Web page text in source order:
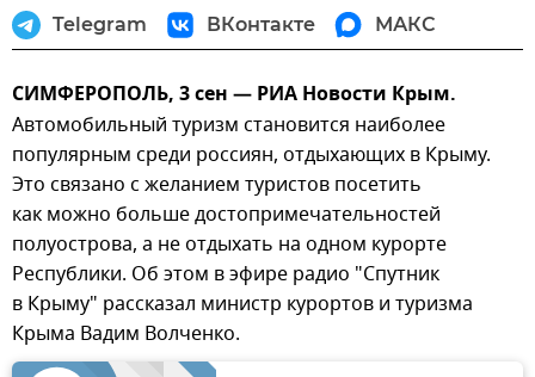
Telegram ВКонтакте МАКС
СИМФЕРОПОЛЬ, 3 сен — РИА Новости Крым.
Автомобильный туризм становится наиболее
популярным среди россиян, отдыхающих в Крыму.
Это связано с желанием туристов посетить
как можно больше достопримечательностей
полуострова, а не отдыхать на одном курорте
Республики. Об этом в эфире радио "Спутник
в Крыму" рассказал министр курортов и туризма
Крыма Вадим Волченко.